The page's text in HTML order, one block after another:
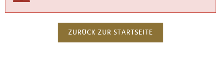
ZURÜCK ZUR STARTSEITE